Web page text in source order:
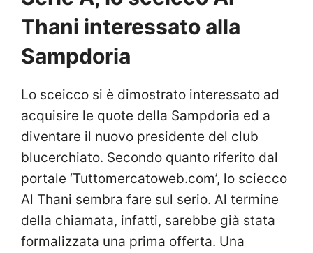
Thani interessato alla
Sampdoria
Lo sceicco si è dimostrato interessato ad
acquisire le quote della Sampdoria ed a
diventare il nuovo presidente del club
blucerchiato. Secondo quanto riferito dal
portale ‘Tuttomercatoweb.com’, lo sciecco
Al Thani sembra fare sul serio. Al termine
della chiamata, infatti, sarebbe già stata
formalizzata una prima offerta. Una